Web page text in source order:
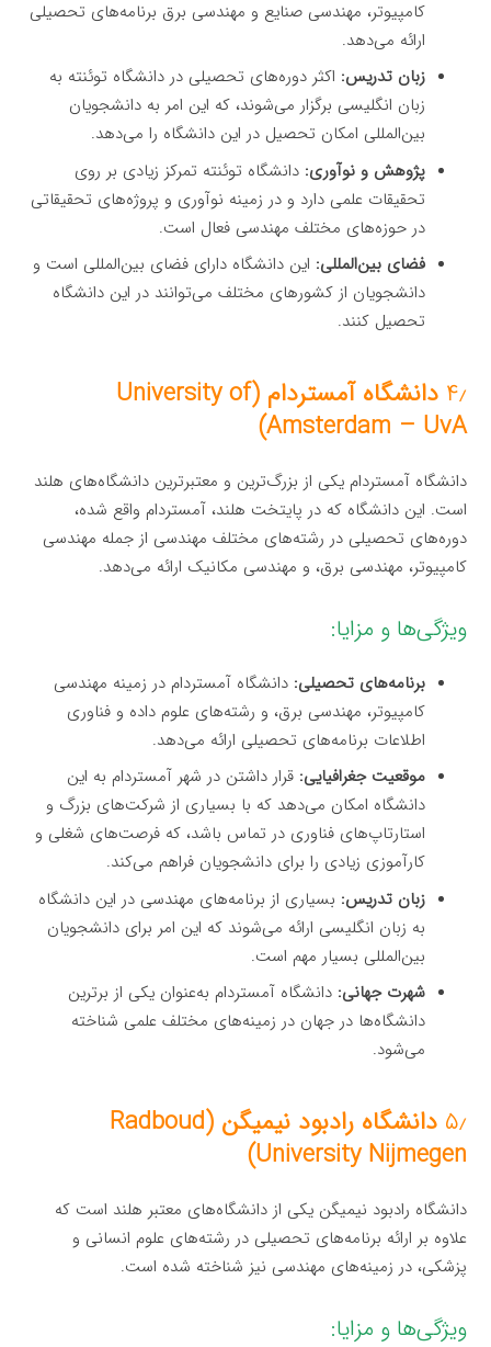
کامپیوتر، مهندسی صنایع و مهندسی برق برنامه‌های تحصیلی
ارائه می‌دهد.
زبان تدریس: اکثر دوره‌های تحصیلی در دانشگاه توئنته به
زبان انگلیسی برگزار می‌شوند، که این امر به دانشجویان
بین‌المللی امکان تحصیل در این دانشگاه را می‌دهد.
پژوهش و نوآوری: دانشگاه توئنته تمرکز زیادی بر روی
تحقیقات علمی دارد و در زمینه نوآوری و پروژه‌های تحقیقاتی
در حوزه‌های مختلف مهندسی فعال است.
فضای بین‌المللی: این دانشگاه دارای فضای بین‌المللی است و
دانشجویان از کشورهای مختلف می‌توانند در این دانشگاه
تحصیل کنند.
۴٫
دانشگاه آمستردام (University of
Amsterdam – UvA)
دانشگاه آمستردام یکی از بزرگ‌ترین و معتبرترین دانشگاه‌های هلند
است. این دانشگاه که در پایتخت هلند، آمستردام واقع شده،
دوره‌های تحصیلی در رشته‌های مختلف مهندسی از جمله مهندسی
کامپیوتر، مهندسی برق، و مهندسی مکانیک ارائه می‌دهد.
ویژگی‌ها و مزایا:
برنامه‌های تحصیلی: دانشگاه آمستردام در زمینه مهندسی
کامپیوتر، مهندسی برق، و رشته‌های علوم داده و فناوری
اطلاعات برنامه‌های تحصیلی ارائه می‌دهد.
موقعیت جغرافیایی: قرار داشتن در شهر آمستردام به این
دانشگاه امکان می‌دهد که با بسیاری از شرکت‌های بزرگ و
استارتاپ‌های فناوری در تماس باشد، که فرصت‌های شغلی و
کارآموزی زیادی را برای دانشجویان فراهم می‌کند.
زبان تدریس: بسیاری از برنامه‌های مهندسی در این دانشگاه
به زبان انگلیسی ارائه می‌شوند که این امر برای دانشجویان
بین‌المللی بسیار مهم است.
شهرت جهانی: دانشگاه آمستردام به‌عنوان یکی از برترین
دانشگاه‌ها در جهان در زمینه‌های مختلف علمی شناخته
می‌شود.
۵٫
دانشگاه رادبود نیمیگن (Radboud
University Nijmegen)
دانشگاه رادبود نیمیگن یکی از دانشگاه‌های معتبر هلند است که
علاوه بر ارائه برنامه‌های تحصیلی در رشته‌های علوم انسانی و
پزشکی، در زمینه‌های مهندسی نیز شناخته شده است.
ویژگی‌ها و مزایا: